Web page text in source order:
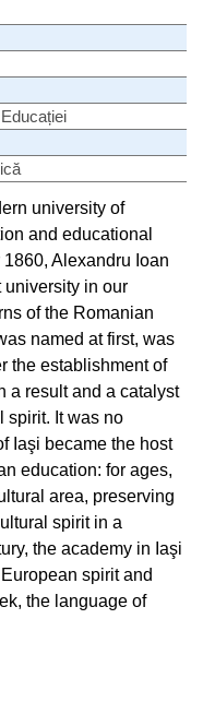
university of
and educational
Alexandru Ioan
university in our
of the Romanian
named at first, was
the establishment of
a result and a catalyst
spirit. It was no
Iaşi became the host
education: for ages,
area, preserving
spirit in a
the academy in Iaşi
spirit and
the language of